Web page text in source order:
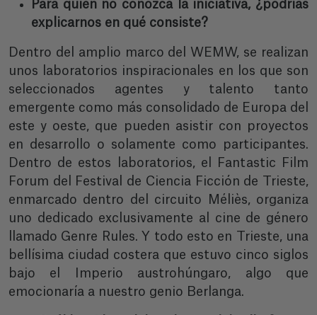
Para quien no conozca la iniciativa, ¿podrías
explicarnos en qué consiste?
Dentro del amplio marco del WEMW, se realizan
unos laboratorios inspiracionales en los que son
seleccionados agentes y talento tanto
emergente como más consolidado de Europa del
este y oeste, que pueden asistir con proyectos
en desarrollo o solamente como participantes.
Dentro de estos laboratorios, el Fantastic Film
Forum del Festival de Ciencia Ficción de Trieste,
enmarcado dentro del circuito Méliès, organiza
uno dedicado exclusivamente al cine de género
llamado Genre Rules. Y todo esto en Trieste, una
bellísima ciudad costera que estuvo cinco siglos
bajo el Imperio austrohúngaro, algo que
emocionaría a nuestro genio Berlanga.